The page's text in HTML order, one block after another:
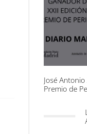
José
Premio de